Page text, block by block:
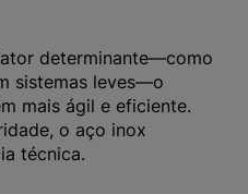
determinante—como
sistemas leves—o
mais ágil e eficiente.
o aço inox
técnica.